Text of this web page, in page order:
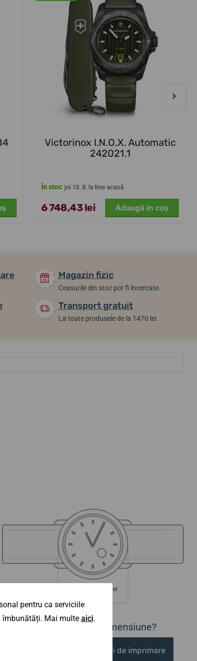
Victorinox I.N.O.X. Automatic
242021.1
În stoc joi 13. 8. la tine acasă
6 748,43 lei Adaugă in coş
Magazin fizic
Ceasurile din stoc pot fi încercate.
Transport gratuit
La toate produsele de la 1470 lei.
Diametrul carcasei
Nu ești sigur de dimensiune?
Modele de dimensiuni de imprimare
pentru ca serviciile
îmbunătăți. Mai multe aici.